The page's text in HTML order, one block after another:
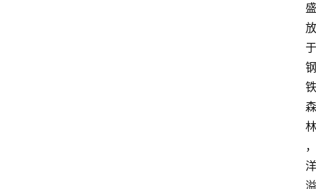
盛
放
于
钢
铁
森
林
，
洋
溢